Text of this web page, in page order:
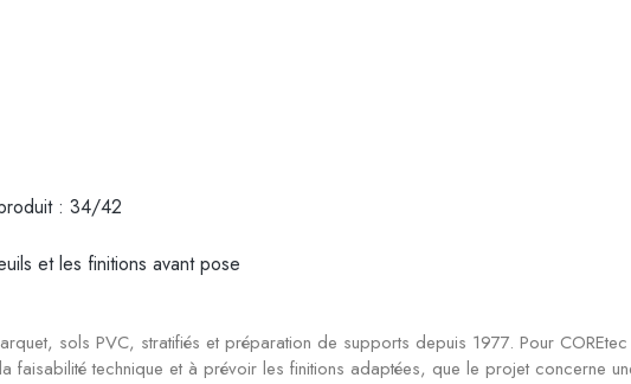
: 34/42
et les finitions avant pose
sols PVC, stratifiés et préparation de supports depuis 1977. Pour
technique et à prévoir les finitions adaptées, que le projet concerne